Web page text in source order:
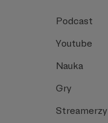
Podcast
Youtube
Nauka
Gry
Streamerzy